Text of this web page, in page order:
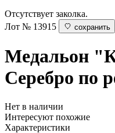
Отсутствует заколка.
Лот № 13915
сохранить
Медальон
Серебро по
Нет в наличии
Интересуют похожие
Характеристики